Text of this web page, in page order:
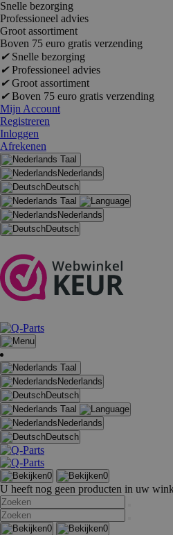
Snelle bezorging
Professioneel advies
Groot assortiment
Boven 75 euro gratis verzending
✔Snelle bezorging
✔Professioneel advies
✔Groot assortiment
✔Boven 75 euro gratis verzending
Mijn Account
Registreren
Inloggen
Afrekenen
Taal
Nederlands
Deutsch
Taal
Nederlands
Deutsch
Taal
Nederlands
Deutsch
Taal
Nederlands
Deutsch
0 0
U heeft nog geen producten in uw
0 0